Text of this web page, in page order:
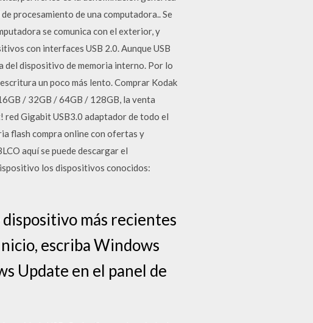
procesamiento de una computadora.. Se
se comunica con el exterior, y
con interfaces USB 2.0. Aunque USB
del dispositivo de memoria interno. Por lo
un poco más lento. Comprar Kodak
/ 32GB / 64GB / 128GB, la venta
red Gigabit USB3.0 adaptador de todo el
flash compra online con ofertas y
aquí se puede descargar el
los dispositivos conocidos:
más recientes
escriba Windows
Update en el panel de